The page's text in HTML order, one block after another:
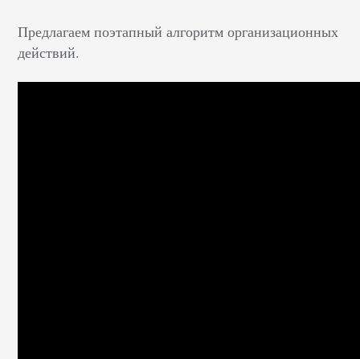
Предлагаем поэтапный алгоритм организационных
действий.